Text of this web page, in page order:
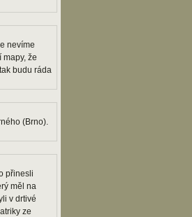
nevíme
že
budu ráda
(Brno).
přinesli
měl na
v drtivé
ze